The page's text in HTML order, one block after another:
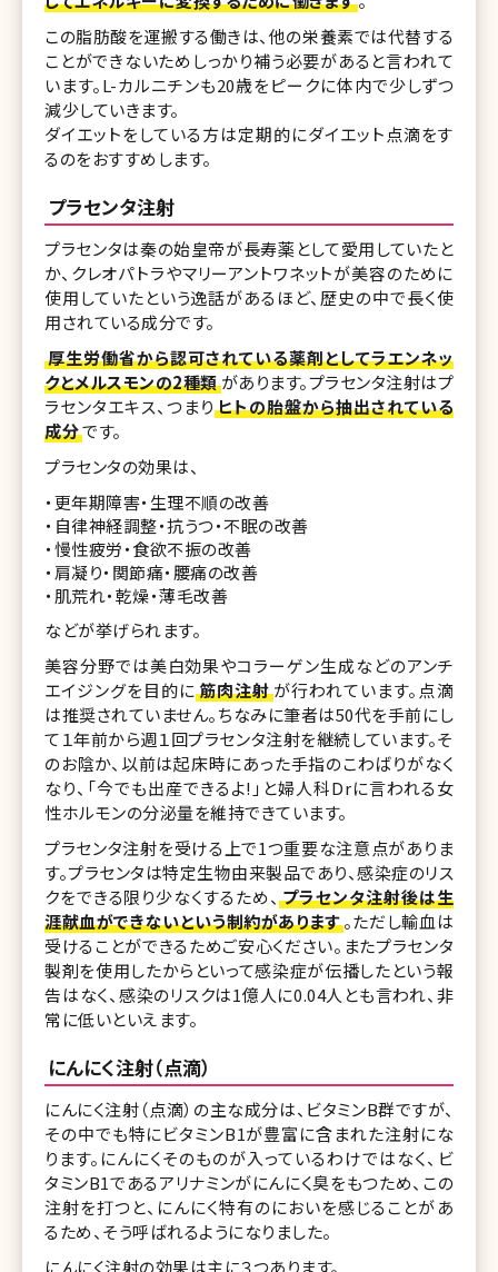
この脂肪酸を運搬する働きは、他の栄養素では代替する
ことができないためしっかり補う必要があると言われて
います。L-カルニチンも20歳をピークに体内で少しずつ
減少していきます。
ダイエットをしている方は定期的にダイエット点滴をす
るのをおすすめします。
プラセンタ注射
プラセンタは秦の始皇帝が長寿薬として愛用していたと
か、クレオパトラやマリーアントワネットが美容のために
使用していたという逸話があるほど、歴史の中で長く使
用されている成分です。
厚生労働省から認可されている薬剤としてラエンネッ
クとメルスモンの2種類があります。プラセンタ注射はプ
ラセンタエキス、つまり ヒトの胎盤から抽出されている
成分です。
プラセンタの効果は、
・更年期障害・生理不順の改善
・自律神経調整・抗うつ・不眠の改善
・慢性疲労・食欲不振の改善
・肩凝り・関節痛・腰痛の改善
・肌荒れ・乾燥・薄毛改善
などが挙げられます。
美容分野では美白効果やコラーゲン生成などのアンチ
エイジングを目的に筋肉注射が行われています。点滴
は推奨されていません。ちなみに筆者は50代を手前にし
て１年前から週１回プラセンタ注射を継続しています。そ
のお陰か、以前は起床時にあった手指のこわばりがなく
なり、「今でも出産できるよ!」と婦人科Drに言われる女
性ホルモンの分泌量を維持できています。
プラセンタ注射を受ける上で1つ重要な注意点がありま
す。プラセンタは特定生物由来製品であり、感染症のリス
クをできる限り少なくするため、プラセンタ注射後は生
涯献血ができないという制約があります。ただし輸血は
受けることができるためご安心ください。またプラセンタ
製剤を使用したからといって感染症が伝播したという報
告はなく、感染のリスクは1億人に0.04人とも言われ、非
常に低いといえます。
にんにく注射（点滴）
にんにく注射（点滴）の主な成分は、ビタミンB群ですが、
その中でも特にビタミンB1が豊富に含まれた注射にな
ります。にんにくそのものが入っているわけではなく、ビ
タミンB1であるアリナミンがにんにく臭をもつため、この
注射を打つと、にんにく特有のにおいを感じることがあ
るため、そう呼ばれるようになりました。
にんにく注射の効果は主に３つあります。